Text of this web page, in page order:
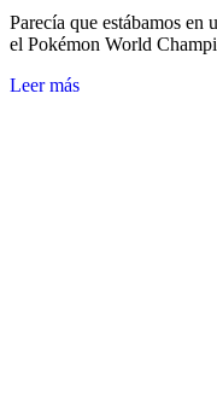
Parecía que estábamos en
el Pokémon World
Leer más